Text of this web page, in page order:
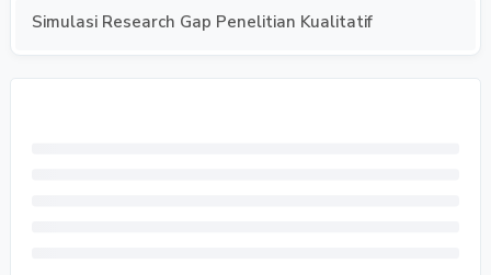
Simulasi Research Gap Penelitian Kualitatif